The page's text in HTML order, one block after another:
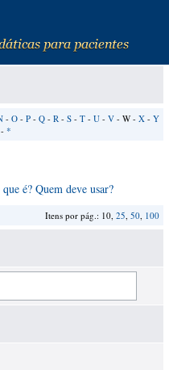
- O - P - Q - R - S - T - U - V - W - X - Y
- *
é? Quem deve usar?
Itens por pág.: 10, 25, 50, 100